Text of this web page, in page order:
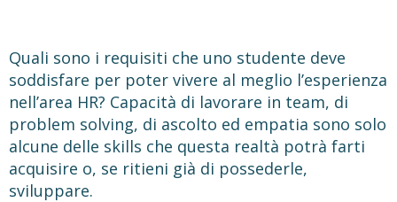
Quali sono i requisiti che uno studente deve
soddisfare per poter vivere al meglio l’esperienza
nell’area HR? Capacità di lavorare in team, di
problem solving, di ascolto ed empatia sono solo
alcune delle skills che questa realtà potrà farti
acquisire o, se ritieni già di possederle,
sviluppare.